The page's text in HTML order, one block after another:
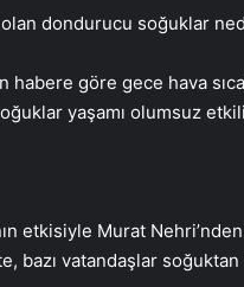
olan dondurucu soğuklar
habere göre gece hava
yaşamı olumsuz
etkisiyle Murat
bazı vatandaşlar